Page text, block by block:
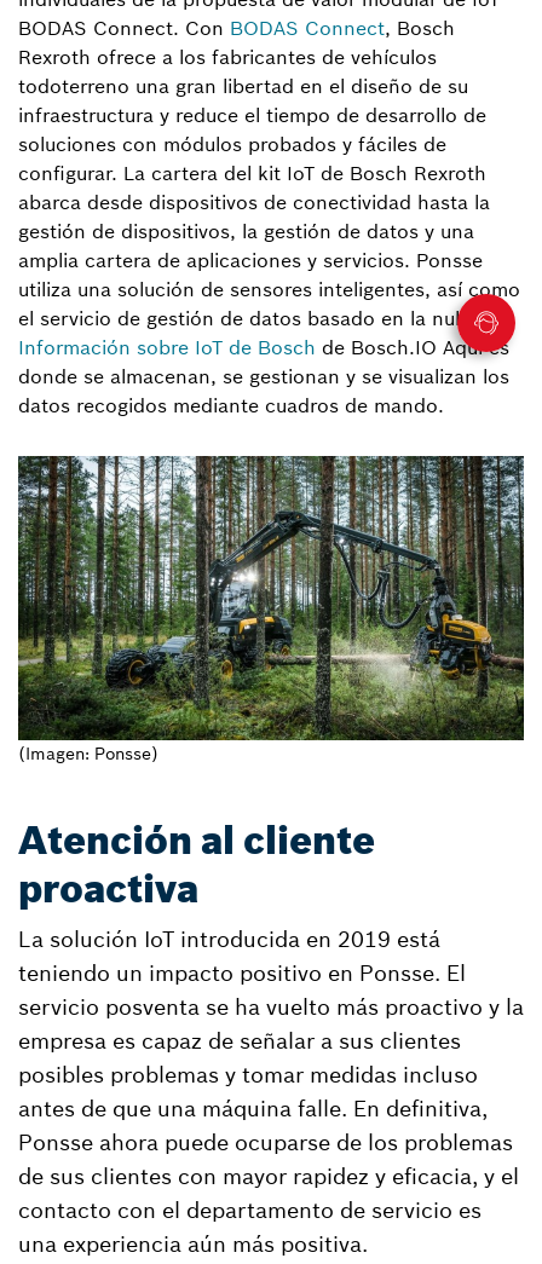
BODAS Connect. Con BODAS Connect, Bosch
Rexroth ofrece a los fabricantes de vehículos
todoterreno una gran libertad en el diseño de su
infraestructura y reduce el tiempo de desarrollo de
soluciones con módulos probados y fáciles de
configurar. La cartera del kit IoT de Bosch Rexroth
abarca desde dispositivos de conectividad hasta la
gestión de dispositivos, la gestión de datos y una
amplia cartera de aplicaciones y servicios. Ponsse
utiliza una solución de sensores inteligentes, así como
el servicio de gestión de datos basado en la nube
Información sobre IoT de Bosch de Bosch.IO Aquí es
donde se almacenan, se gestionan y se visualizan los
datos recogidos mediante cuadros de mando.
(Imagen: Ponsse)
Atención al cliente
proactiva
La solución IoT introducida en 2019 está
teniendo un impacto positivo en Ponsse. El
servicio posventa se ha vuelto más proactivo y la
empresa es capaz de señalar a sus clientes
posibles problemas y tomar medidas incluso
antes de que una máquina falle. En definitiva,
Ponsse ahora puede ocuparse de los problemas
de sus clientes con mayor rapidez y eficacia, y el
contacto con el departamento de servicio es
una experiencia aún más positiva.